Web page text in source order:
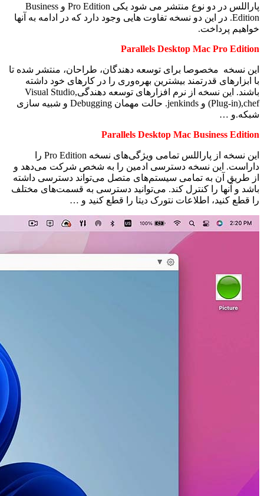
پاراللس در دو نوع منتشر می شود یکی Pro Edition و Business
Edition. در این دو نسخه تفاوت هایی وجود دارد که در ادامه به آنها
خواهیم پرداخت.
Parallels Desktop Mac Pro Edition
این نسخه مخصوصا برای توسعه دهندگان، طراحان، منتشر شده تا
با ابزارهای قدرتمند بیشترین بهره‌وری را در کارهای خود داشته
باشند. این نسخه از نرم افزارهای توسعه دهندگی,Visual Studio
(Plug-in),chef و jenkinds. حالت مهمان Debugging و شبیه سازی
شبکه.و …
Parallels Desktop Mac Business Edition
این نسخه از پاراللس تمامی ویژگی‌های نسخه Pro Edition را
داراست. این نسخه دسترسی ادمین را به شخص شرکت می‌دهد و
از طریق آن به تمامی سیستم‌های متصل می‌تواند دسترسی داشته
باشد و آنها را کنترل کند. می‌توانید دسترسی به قسمت‌های مختلف
را قطع کنید، اطلاعات نتورک دیتا را قطع کنید و …